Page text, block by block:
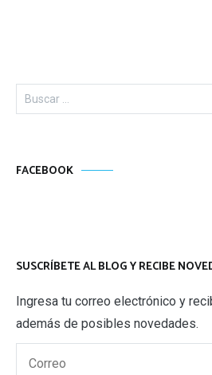
FACEBOOK
SUSCRÍBETE AL BLOG Y RECIBE
Ingresa tu correo electrónico y
además de posibles novedades.